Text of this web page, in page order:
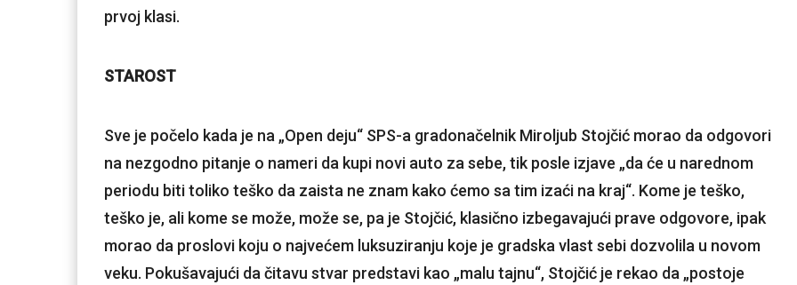
prvoj klasi.
STAROST
Sve je počelo kada je na „Open deju“ SPS-a gradonačelnik Miroljub Stojčić morao da odgovori
na nezgodno pitanje o nameri da kupi novi auto za sebe, tik posle izjave „da će u narednom
periodu biti toliko teško da zaista ne znam kako ćemo sa tim izaći na kraj“. Kome je teško,
teško je, ali kome se može, može se, pa je Stojčić, klasično izbegavajući prave odgovore, ipak
morao da proslovi koju o najvećem luksuziranju koje je gradska vlast sebi dozvolila u novom
veku. Pokušavajući da čitavu stvar predstavi kao „malu tajnu“, Stojčić je rekao da „postoje